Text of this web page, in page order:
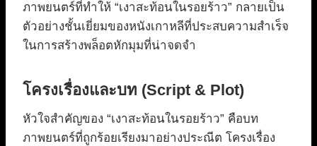
ภาพยนตร์ที่ทำให้ “เงาสะท้อนในรอยร้าว” กลายเป็น
ตัวอย่างชั้นเยี่ยมของหนังเกาหลีที่ประสบความสำเร็จ
ในการสร้างพล็อตหักมุมที่น่าจดจำ
โครงเรื่องและบท (Script & Plot)
หัวใจสำคัญของ “เงาสะท้อนในรอยร้าว” คือบท
ภาพยนตร์ที่ถูกร้อยเรียงมาอย่างประณีต โครงเรื่อง